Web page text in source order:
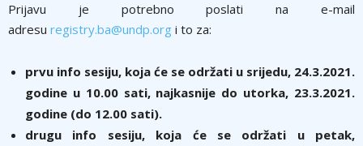
Prijavu je potrebno poslati na e-mail
adresu registry.ba@undp.org i to za:
prvu info sesiju, koja će se održati u srijedu, 24.3.2021.
godine u 10.00 sati, najkasnije do utorka, 23.3.2021.
godine (do 12.00 sati).
drugu info sesiju, koja će se održati u petak,